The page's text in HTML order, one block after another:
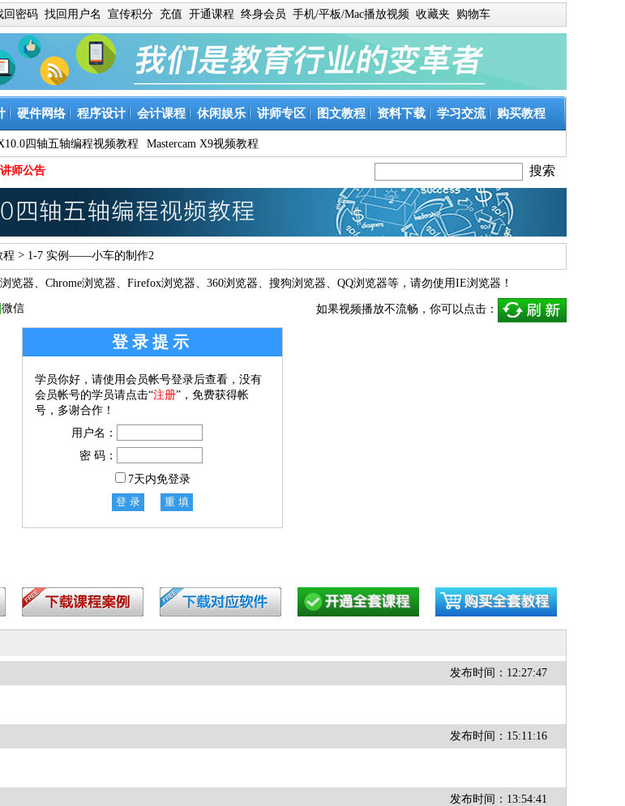
回密码 找回用户名 宣传积分 充值 开通课程 终身会员 手机/平板/Mac播放视频 收藏夹 购物车
硬件网络 程序设计 会计课程 休闲娱乐 讲师专区 图文教程 资料下载 学习交流 购买教程
四轴五轴编程视频教程 Mastercam X9视频教程
师公告
程 > 1-7 实例——小车的制作2
览器、 Chrome浏览器、 Firefox浏览器、 360浏览器、 搜狗浏览器、 QQ浏览器等，请勿使用IE浏览器！
微信 如果视频播放不流畅，你可以点击：
登录提示
学员你好，请使用会员帐号登录后查看，没有
会员帐号的学员请点击“注册”，免费获得帐
号，多谢合作！
用户名：
密 码：
7天内免登录
发布时间：12:27:47
发布时间：15:11:16
发布时间：13:54:41